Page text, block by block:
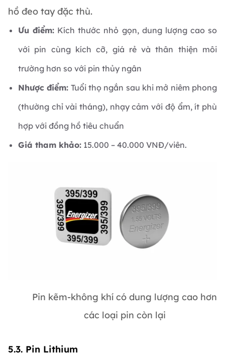
hồ đeo tay đặc thù.
Ưu điểm: Kích thước nhỏ gọn, dung lượng cao so
với pin cùng kích cỡ, giá rẻ và thân thiện môi
trường hơn so với pin thủy ngân
Nhược điểm: Tuổi thọ ngắn sau khi mở niêm phong
(thường chỉ vài tháng), nhạy cảm với độ ẩm, ít phù
hợp với đồng hồ tiêu chuẩn
Giá tham khảo: 15.000 – 40.000 VNĐ/viên.
Pin kẽm-không khí có dung lượng cao hơn
các loại pin còn lại
5.3. Pin Lithium